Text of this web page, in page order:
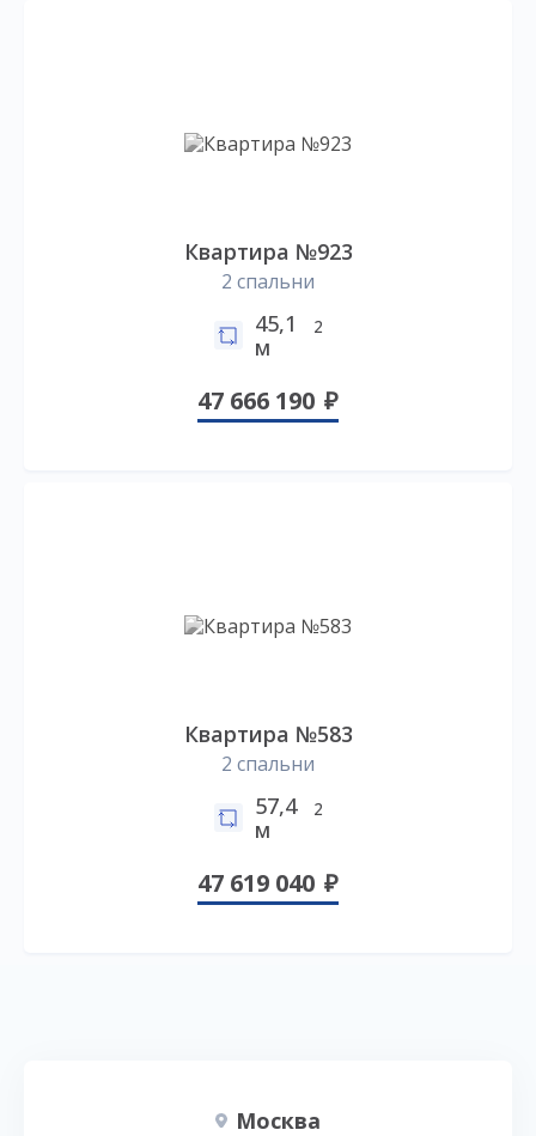
Квартира №923
2 спальни
45,1
м
2
47 666 190
Квартира №583
2 спальни
57,4
м
2
47 619 040
Москва